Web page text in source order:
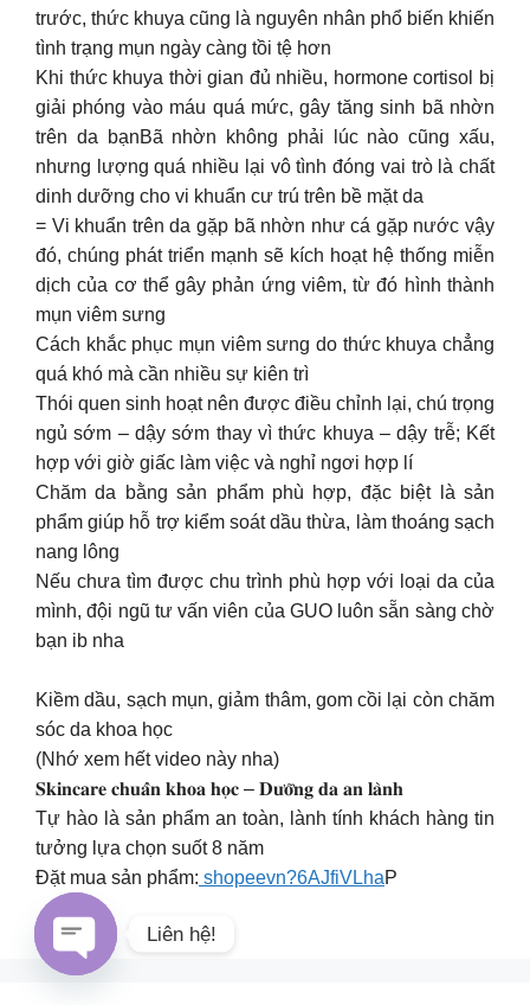
trước, thức khuya cũng là nguyên nhân phổ biến khiến
tình trạng mụn ngày càng tồi tệ hơn
Khi thức khuya thời gian đủ nhiều, hormone cortisol bị
giải phóng vào máu quá mức, gây tăng sinh bã nhờn
trên da bạnBã nhờn không phải lúc nào cũng xấu,
nhưng lượng quá nhiều lại vô tình đóng vai trò là chất
dinh dưỡng cho vi khuẩn cư trú trên bề mặt da
= Vi khuẩn trên da gặp bã nhờn như cá gặp nước vậy
đó, chúng phát triển mạnh sẽ kích hoạt hệ thống miễn
dịch của cơ thể gây phản ứng viêm, từ đó hình thành
mụn viêm sưng
Cách khắc phục mụn viêm sưng do thức khuya chẳng
quá khó mà cần nhiều sự kiên trì
Thói quen sinh hoạt nên được điều chỉnh lại, chú trọng
ngủ sớm – dậy sớm thay vì thức khuya – dậy trễ; Kết
hợp với giờ giấc làm việc và nghỉ ngơi hợp lí
Chăm da bằng sản phẩm phù hợp, đặc biệt là sản
phẩm giúp hỗ trợ kiểm soát dầu thừa, làm thoáng sạch
nang lông
Nếu chưa tìm được chu trình phù hợp với loại da của
mình, đội ngũ tư vấn viên của GUO luôn sẵn sàng chờ
bạn ib nha
Kiềm dầu, sạch mụn, giảm thâm, gom cồi lại còn chăm
sóc da khoa học
(Nhớ xem hết video này nha)
𝐒𝐤𝐢𝐧𝐜𝐚𝐫𝐞 𝐜𝐡𝐮𝐚̂̉𝐧 𝐤𝐡𝐨𝐚 𝐡𝐨̣𝐜 – 𝐃𝐮̛𝐨̛̃𝐧𝐠 𝐝𝐚 𝐚𝐧 𝐥𝐚̀𝐧𝐡
Tự hào là sản phẩm an toàn, lành tính khách hàng tin
tưởng lựa chọn suốt 8 năm
Đặt mua sản phẩm: shopeevn?6AJfiVLhaP
Liên hệ!